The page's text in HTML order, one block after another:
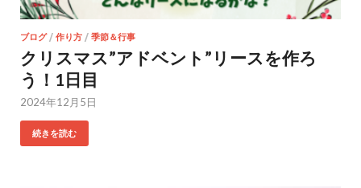
ブログ/ 作り方 / 季節＆行事
クリスマス”アドベント”リースを作ろ
う！1日目
2024年12月5日
続きを読む